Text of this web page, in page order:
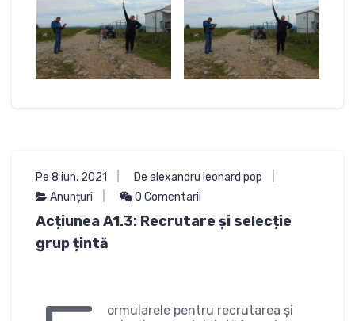
Pe 8 iun. 2021
De alexandru leonard pop
Anunțuri
0 Comentarii
Acțiunea A1.3: Recrutare și selecție
grup țintă
ormularele pentru recrutarea și